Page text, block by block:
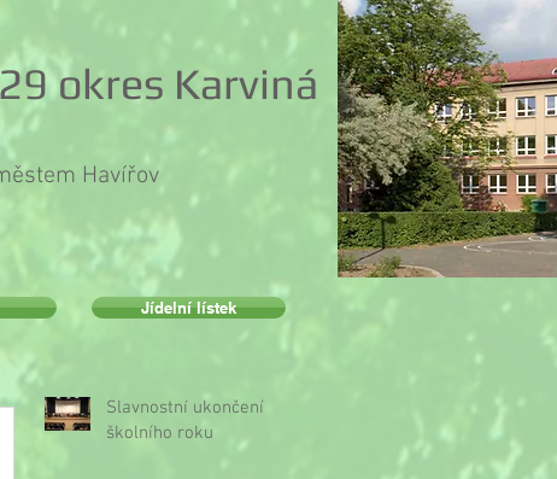
okres Karviná
Havířov
Slavnostní ukončení
školního roku
Jídelní lístek